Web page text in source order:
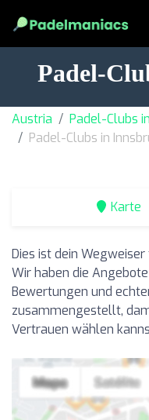
Padel-
Austria
Padel-Clubs
Padel-Clubs in
Karte
Dies ist dein
Wir haben die
Bewertungen und
zusammengestellt,
Vertrauen wählen